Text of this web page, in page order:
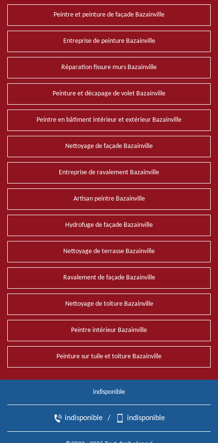
Peintre et peinture de façade Bazainville
Entreprise de peinture Bazainville
Réparation fissure murs Bazainville
Peinture et décapage de volet Bazainville
Peintre en bâtiment intérieur et extérieur Bazainville
Nettoyage de façade Bazainville
Entreprise de ravalement Bazainville
Artisan peintre Bazainville
Hydrofuge de façade Bazainville
Nettoyage de terrasse Bazainville
Ravalement de façade Bazainville
Nettoyage de toiture Bazainville
Peintre intérieur Bazainville
Peinture sur tuile et toiture Bazainville
indisponible
indisponible / indisponible